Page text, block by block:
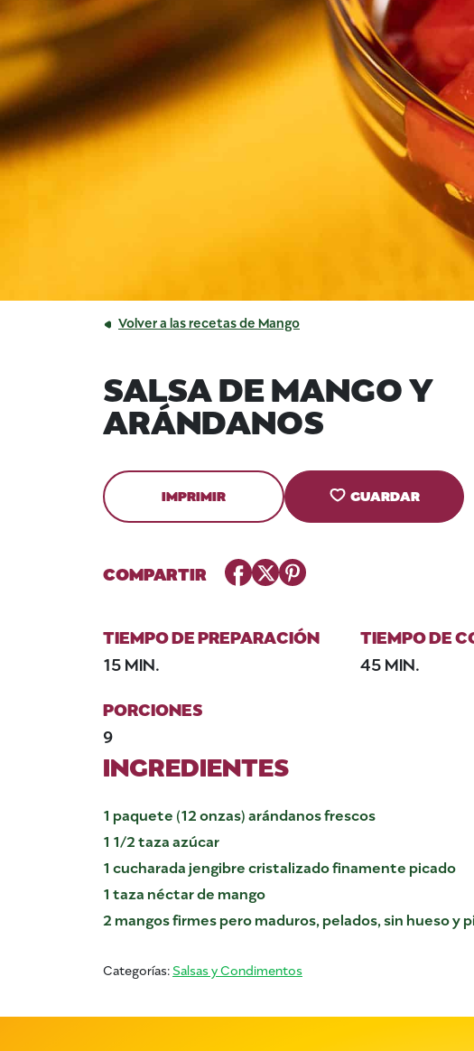
Volver a las recetas de Mango
SALSA DE MANGO Y
ARÁNDANOS
IMPRIMIR GUARDAR
COMPARTIR Facebook
TwitterPinterest
TIEMPO DE PREPARACIÓN
15 MIN.
TIEMPO DE
45 MIN.
PORCIONES
9
INGREDIENTES
1 paquete (12 onzas) arándanos frescos
1 1/2 taza azúcar
1 cucharada jengibre cristalizado finamente picado
1 taza néctar de mango
2 mangos firmes pero maduros, pelados, sin hueso y
Categorías:Salsas y Condimentos